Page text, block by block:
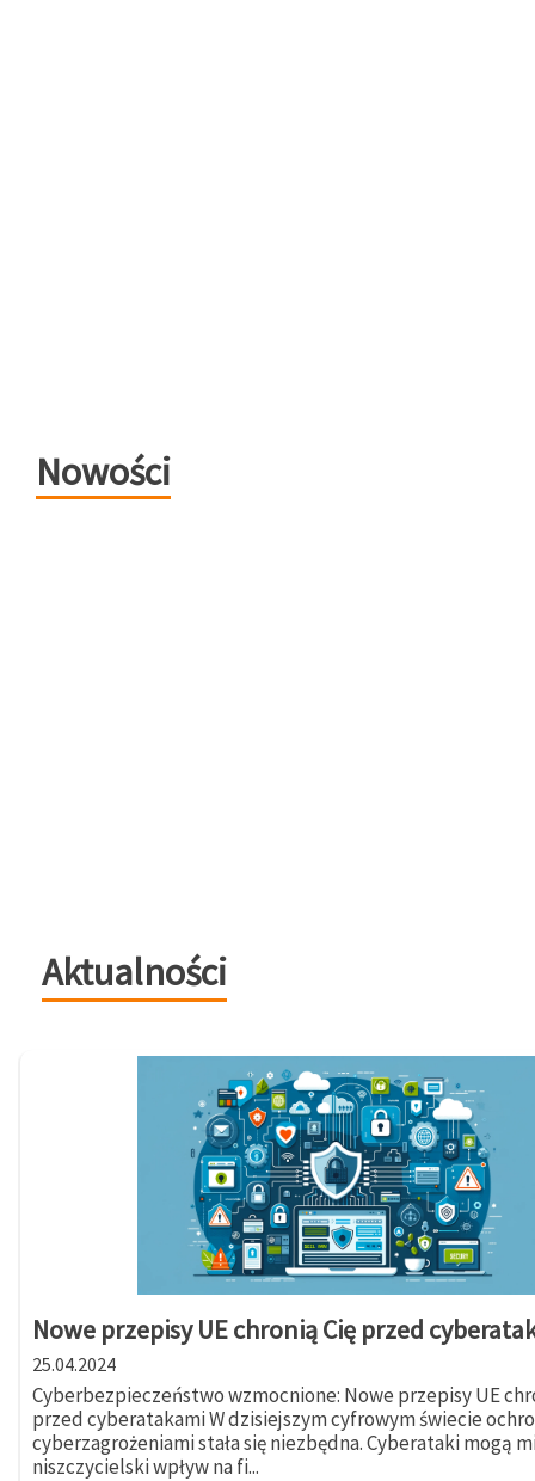
Nowości
Aktualności
Nowe przepisy UE chronią Cię przed
25.04.2024
Cyberbezpieczeństwo wzmocnione: Nowe przepisy UE
przed cyberatakami W dzisiejszym cyfrowym świecie
cyberzagrożeniami stała się niezbędna. Cyberataki mogą
niszczycielski wpływ na fi...